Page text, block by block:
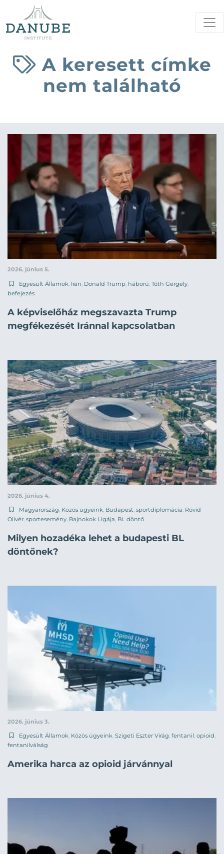
A keresett címke
nem található
2026. június 5.
Egyesült Államok Irán Donald Trump háború Tóth Gergely
befejezés
A képviselőház megszavazta Trump
megfékezését Iránnal kapcsolatban
2026. június 4.
Magyarország Közös ügyeink Budapest sportdiplomácia Rövid
Olivér sportesemény Bajnokok Ligája BL döntő
Milyen hozadéka lehet a budapesti BL
döntőnek?
2026. június 3.
Egyesült Államok, Közös ügyeink, Szigeti Eszter Virág, fentanil, opioid,
fentanilválság
Amerika harca az opioid járvánnyal